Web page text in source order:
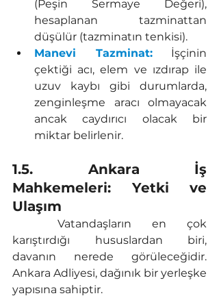
(Peşin Sermaye Değeri),
hesaplanan tazminattan
düşülür (tazminatın tenkisi).
Manevi Tazminat: İşçinin
çektiği acı, elem ve ızdırap ile
uzuv kaybı gibi durumlarda,
zenginleşme aracı olmayacak
ancak caydırıcı olacak bir
miktar belirlenir.
1.5. Ankara İş
Mahkemeleri: Yetki ve
Ulaşım
karıştırdığı hususlardan biri,
davanın nerede görüleceğidir.
Ankara Adliyesi, dağınık bir yerleşke
yapısına sahiptir.